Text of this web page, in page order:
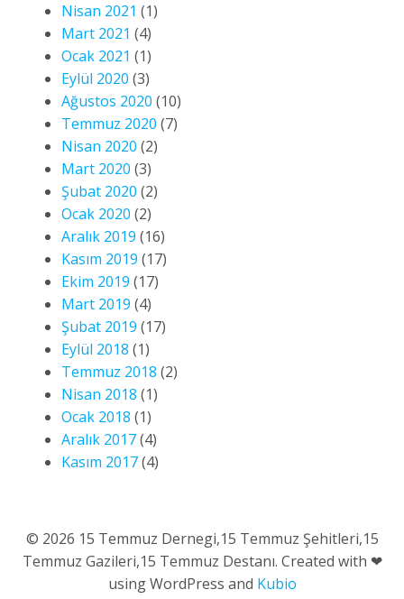
Nisan 2021 (1)
Mart 2021 (4)
Ocak 2021 (1)
Eylül 2020 (3)
Ağustos 2020 (10)
Temmuz 2020 (7)
Nisan 2020 (2)
Mart 2020 (3)
Şubat 2020 (2)
Ocak 2020 (2)
Aralık 2019 (16)
Kasım 2019 (17)
Ekim 2019 (17)
Mart 2019 (4)
Şubat 2019 (17)
Eylül 2018 (1)
Temmuz 2018 (2)
Nisan 2018 (1)
Ocak 2018 (1)
Aralık 2017(4)
Kasım 2017(4)
© 2026 15 Temmuz Dernegi,15 Temmuz Şehitleri,15
Temmuz Gazileri,15 Temmuz Destanı. Created with ❤
using WordPress and Kubio